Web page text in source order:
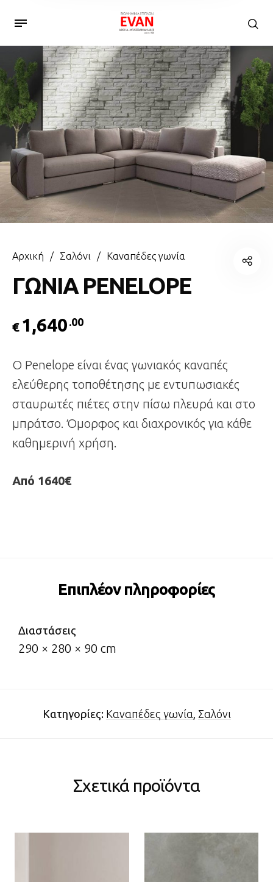
Αρχική / Σαλόνι / Καναπέδες γωνία
ΓΩΝΙΑ PENELOPE
€ 1,640 .00
Ο Penelope είναι ένας γωνιακός καναπές
ελεύθερης τοποθέτησης με εντυπωσιακές
σταυρωτές πιέτες στην πίσω πλευρά και στο
μπράτσο. Όμορφος και διαχρονικός για κάθε
καθημερινή χρήση.
Από 1640€
Επιπλέον πληροφορίες
Διαστάσεις
290 × 280 × 90 cm
Κατηγορίες: Καναπέδες γωνία, Σαλόνι
Σχετικά προϊόντα